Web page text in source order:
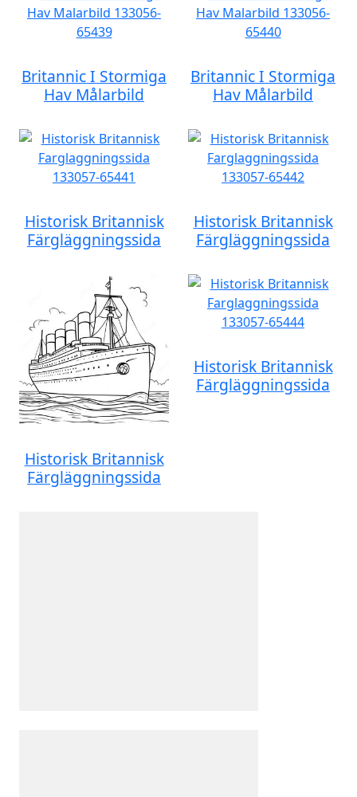
Britannic I Stormiga
Hav Målarbild
Britannic I Stormiga
Hav Målarbild
Historisk Britannisk
Färgläggningssida
Historisk Britannisk
Färgläggningssida
Historisk Britannisk
Färgläggningssida
Historisk Britannisk
Färgläggningssida